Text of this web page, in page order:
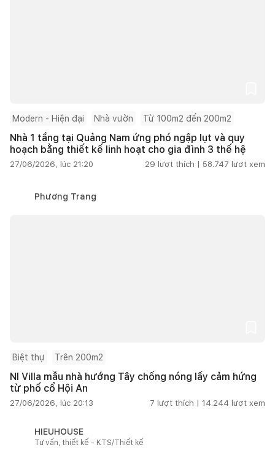
Modern - Hiện đại Nhà vườn Từ 100m2 đến 200m2
Nhà 1 tầng tại Quảng Nam ứng phó ngập lụt và quy
hoạch bằng thiết kế linh hoạt cho gia đình 3 thế hệ
27/06/2026, lúc 21:20 29 lượt thích | 58.747 lượt xem
Phương Trang
Biệt thự Trên 200m2
NI Villa mẫu nhà hướng Tây chống nóng lấy cảm hứng
từ phố cổ Hội An
27/06/2026, lúc 20:13 7 lượt thích | 14.244 lượt xem
HIEUHOUSE
Tư vấn, thiết kế - KTS/Thiết kế